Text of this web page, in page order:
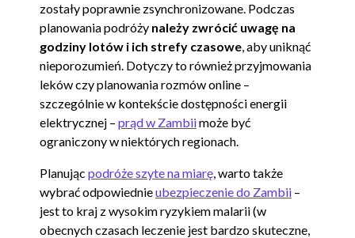
zostały poprawnie zsynchronizowane. Podczas
planowania podróży należy zwrócić uwagę na
godziny lotów i ich strefy czasowe, aby uniknąć
nieporozumień. Dotyczy to również przyjmowania
leków czy planowania rozmów online –
szczególnie w kontekście dostępności energii
elektrycznej – prąd w Zambiimoże być
ograniczony w niektórych regionach.
Planując podróże szyte na miarę, warto także
wybrać odpowiednieubezpieczenie do Zambii –
jest to kraj z wysokim ryzykiem malarii (w
obecnych czasach leczenie jest bardzo skuteczne,